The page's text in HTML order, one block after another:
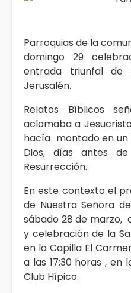
Parroquias de la
domingo 29
entrada triunfal de
Jerusalén.
Relatos Bíblicos
aclamaba a
hacía montado en un
Dios, días antes
Resurrección.
En este contexto el
de Nuestra Señora
sábado 28 de marzo,
y celebración de la
en la Capilla El
a las 17:30 horas , en
Club Hípico.